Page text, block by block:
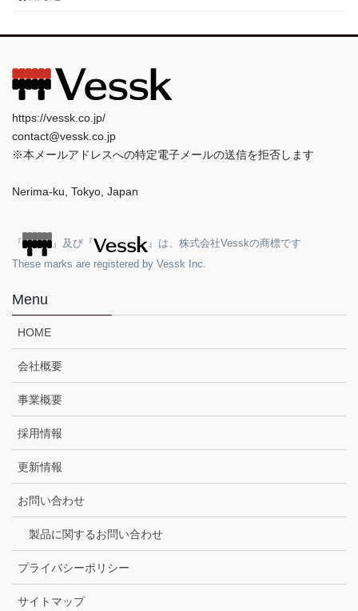
https://vessk.co.jp/
contact@vessk.co.jp
※本メールアドレスへの特定電子メールの送信を拒否します
Nerima-ku, Tokyo, Japan
『 』及び『
』は、株式会社Vesskの商標です
These marks are registered by Vessk Inc.
Menu
HOME
会社概要
事業概要
採用情報
更新情報
お問い合わせ
製品に関するお問い合わせ
プライバシーポリシー
サイトマップ